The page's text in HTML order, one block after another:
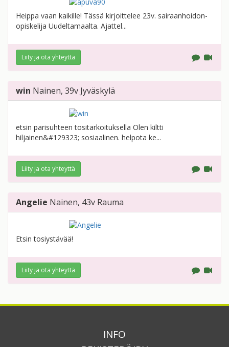
Heippa vaan kaikille! Tässä kirjoittelee 23v. sairaanhoidon-
opiskelija Uudeltamaalta. Ajattel...
Liity ja ota yhteyttä
win Nainen, 39v Jyväskylä
etsin parisuhteen tositarkoituksella Olen kiltti
hiljainen&#129323; sosiaalinen. helpota ke...
Liity ja ota yhteyttä
Angelie Nainen, 43v Rauma
Etsin tosiystävää!
Liity ja ota yhteyttä
INFO